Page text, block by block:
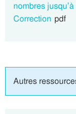
nombres
Correction pdf
Autres